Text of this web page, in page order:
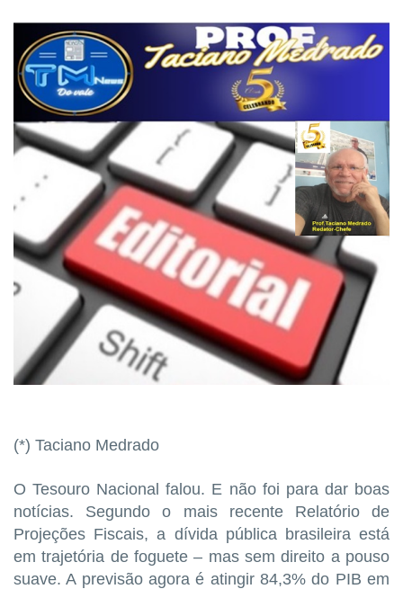
(*) Taciano Medrado
O Tesouro Nacional falou. E não foi para dar boas
notícias. Segundo o mais recente Relatório de
Projeções Fiscais, a dívida pública brasileira está
em trajetória de foguete – mas sem direito a pouso
suave. A previsão agora é atingir 84,3% do PIB em